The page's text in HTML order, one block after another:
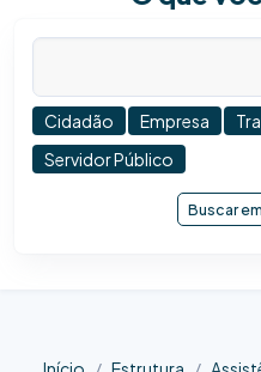
Cidadão Empresa
Servidor Público
Buscar